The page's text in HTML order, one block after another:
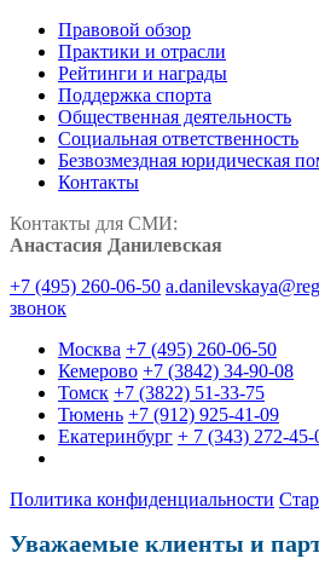
Правовой обзор
Практики и отрасли
Рейтинги и награды
Поддержка спорта
Общественная деятельность
Социальная ответственность
Безвозмездная юридическая
Контакты
Контакты для СМИ:
Анастасия Данилевская
+7 (495) 260-06-50
звонок
Москва +7 (495) 260-06-50
Кемерово +7 (3842) 34-90-08
Томск +7 (3822) 51-33-75
Тюмень +7 (912) 925-41-09
Екатеринбург + 7 (343) 272-45-
Политика конфиденциальности
Уважаемые клиенты и